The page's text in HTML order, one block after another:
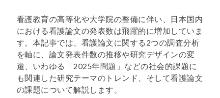
看護教育の高等化や大学院の整備に伴い、日本国内
における看護論文の発表数は飛躍的に増加していま
す。本記事では、看護論文に関する2つの調査分析
を軸に、論文発表件数の推移や研究デザインの変
遷、いわゆる「2025年問題」などの社会的課題に
も関連した研究テーマのトレンド、そして看護論文
の課題について解説します。